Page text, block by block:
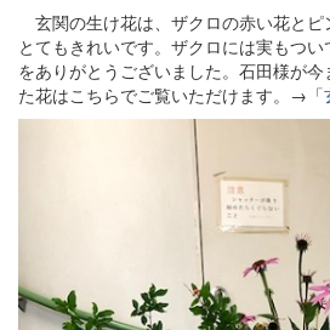
玄関の生け花は、ザクロの赤い花と
とてもきれいです。ザクロには実もつ
をありがとうございました。石田様が
た花はこちらでご覧いただけます。→「